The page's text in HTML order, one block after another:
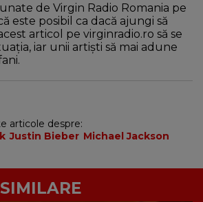
de Virgin Radio Romania pe
este posibil ca dacă ajungi să
articol pe virginradio.ro să se
iar unii artiști să mai adune
articole despre:
Justin Bieber Michael Jackson